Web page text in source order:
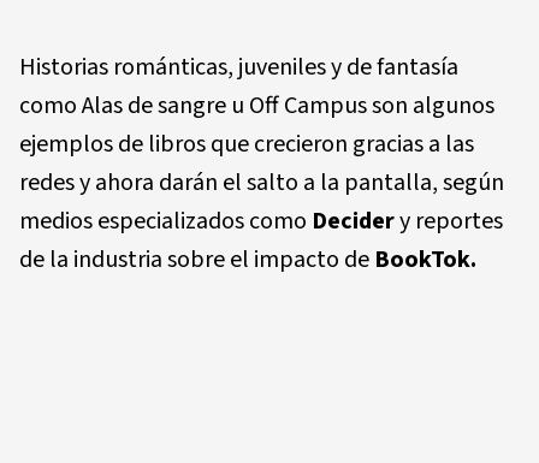
Historias románticas, juveniles y de fantasía
comoAlas de sangre u Off Campus son algunos
ejemplos de libros que crecieron gracias a las
redes y ahora darán el salto a la pantalla, según
medios especializados como Decidery reportes
de la industria sobre el impacto de BookTok.